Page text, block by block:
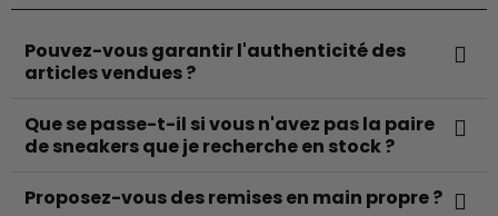
Pouvez-vous garantir l'authenticité des
articles vendues ?
Que se passe-t-il si vous n'avez pas la paire
de sneakers que je recherche en stock ?
Proposez-vous des remises en main propre ?